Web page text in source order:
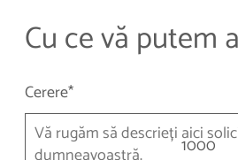
Cu ce vă putem
Cerere*
1000